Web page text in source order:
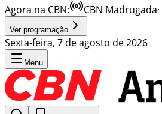
Agora na CBN:
CBN Madrugada·
Ver programação
Sexta-feira, 7 de agosto de 2026
Menu